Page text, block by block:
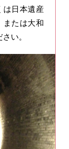
は日本遺産
または⼤和
い。